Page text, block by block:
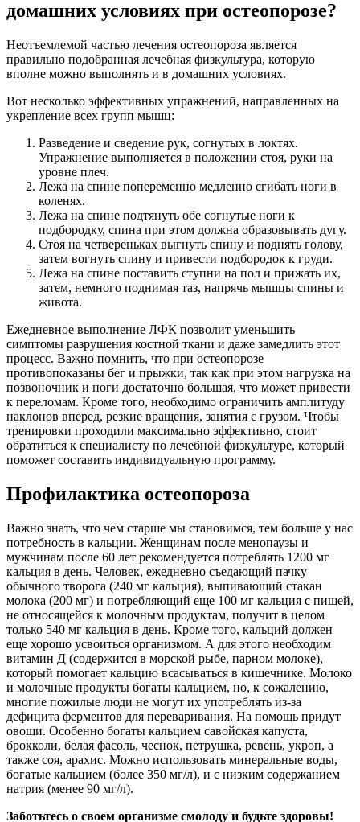
домашних условиях при остеопорозе?
Неотъемлемой частью лечения остеопороза является
правильно подобранная лечебная физкультура, которую
вполне можно выполнять и в домашних условиях.
Вот несколько эффективных упражнений, направленных на
укрепление всех групп мышц:
Разведение и сведение рук, согнутых в локтях.
Упражнение выполняется в положении стоя, руки на
уровне плеч.
Лежа на спине попеременно медленно сгибать ноги в
коленях.
Лежа на спине подтянуть обе согнутые ноги к
подбородку, спина при этом должна образовывать дугу.
Стоя на четвереньках выгнуть спину и поднять голову,
затем вогнуть спину и привести подбородок к груди.
Лежа на спине поставить ступни на пол и прижать их,
затем, немного поднимая таз, напрячь мышцы спины и
живота.
Ежедневное выполнение ЛФК позволит уменьшить
симптомы разрушения костной ткани и даже замедлить этот
процесс. Важно помнить, что при остеопорозе
противопоказаны бег и прыжки, так как при этом нагрузка на
позвоночник и ноги достаточно большая, что может привести
к переломам. Кроме того, необходимо ограничить амплитуду
наклонов вперед, резкие вращения, занятия с грузом. Чтобы
тренировки проходили максимально эффективно, стоит
обратиться к специалисту по лечебной физкультуре, который
поможет составить индивидуальную программу.
Профилактика остеопороза
Важно знать, что чем старше мы становимся, тем больше у нас
потребность в кальции. Женщинам после менопаузы и
мужчинам после 60 лет рекомендуется потреблять 1200 мг
кальция в день. Человек, ежедневно съедающий пачку
обычного творога (240 мг кальция), выпивающий стакан
молока (200 мг) и потребляющий еще 100 мг кальция с пищей,
не относящейся к молочным продуктам, получит в целом
только 540 мг кальция в день. Кроме того, кальций должен
еще хорошо усвоиться организмом. А для этого необходим
витамин Д (содержится в морской рыбе, парном молоке),
который помогает кальцию всасываться в кишечнике. Молоко
и молочные продукты богаты кальцием, но, к сожалению,
многие пожилые люди не могут их употреблять из-за
дефицита ферментов для переваривания. На помощь придут
овощи. Особенно богаты кальцием савойская капуста,
брокколи, белая фасоль, чеснок, петрушка, ревень, укроп, а
также соя, арахис. Можно использовать минеральные воды,
богатые кальцием (более 350 мг/л), и с низким содержанием
натрия (менее 90 мг/л).
Заботьтесь о своем организме смолоду и будьте здоровы!